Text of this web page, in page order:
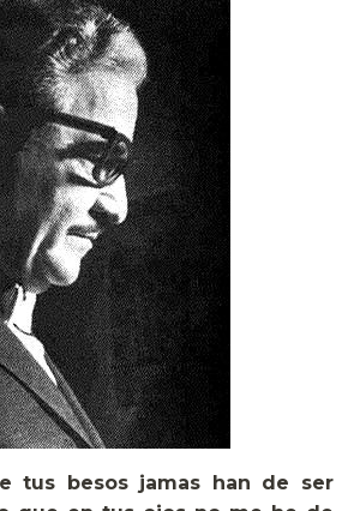
tus besos jamas han de ser